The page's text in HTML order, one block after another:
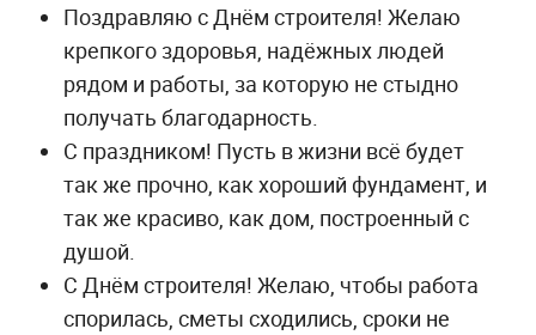
Поздравляю с Днём строителя! Желаю
крепкого здоровья, надёжных людей
рядом и работы, за которую не стыдно
получать благодарность.
С праздником! Пусть в жизни всё будет
так же прочно, как хороший фундамент, и
так же красиво, как дом, построенный с
душой.
С Днём строителя! Желаю, чтобы работа
спорилась, сметы сходились, сроки не